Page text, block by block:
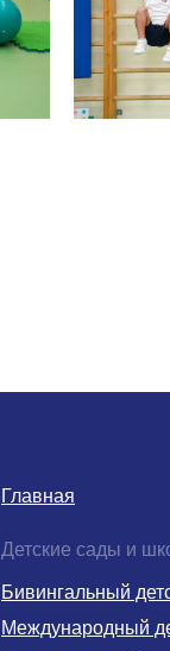
Международный
Бивингальный
Детские сады и
Главная